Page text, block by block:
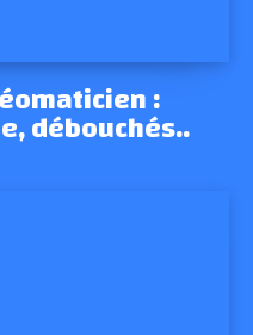
:
débouchés..